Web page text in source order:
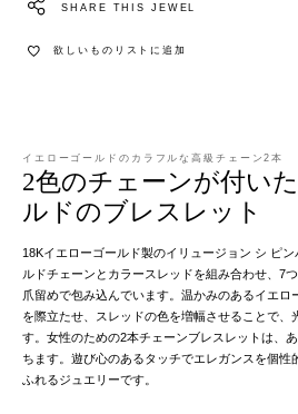
SHARE THIS JEWEL
欲しいものリストに追加
イエローゴールドのカラフルな高級チェーン2本
2色のチェーンが付い
ルドのブレスレット
18Kイエローゴールド製のイリュージョン シ ピ
ルドチェーンとカラースレッドを組み合わせ、7
爪留めで包み込んでいます。温かみのあるイエロ
を際立たせ、スレッドの色を増幅させることで、
す。女性のための2本チェーンブレスレットは、
ちます。遊び心のあるタッチでエレガンスを個性
ふれるジュエリーです。